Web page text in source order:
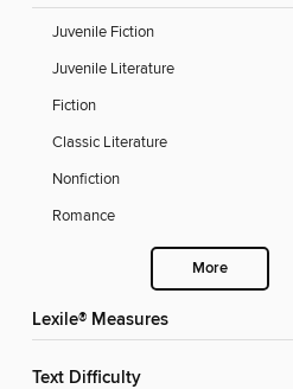
Juvenile Fiction
Juvenile Literature
Fiction
Classic Literature
Nonfiction
Romance
More
Lexile® Measures
Text Difficulty